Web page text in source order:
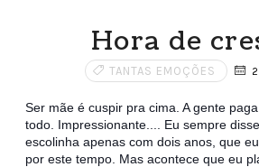
Hora de
TANTAS EMOÇÕES
Ser mãe é cuspir pra cima. A gente
todo. Impressionante.... Eu sempre
escolinha apenas com dois anos, que
por este tempo. Mas acontece que eu